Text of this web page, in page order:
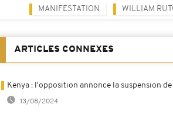
MANIFESTATION WILLIAM
ARTICLES CONNEXES
Kenya : l'opposition annonce la suspension
13/08/2024